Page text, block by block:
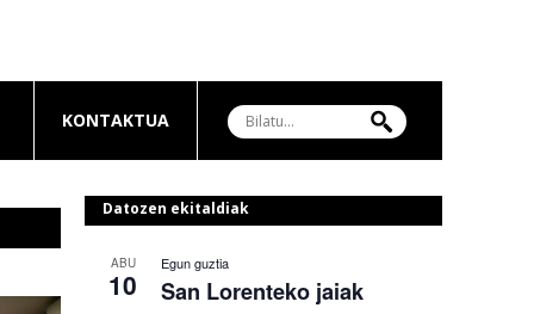
KONTAKTUA
Datozen ekitaldiak
ABU
10
Egun guztia
San Lorenteko jaiak